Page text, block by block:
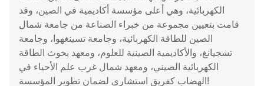
الكهربائية، وهي أعلى مؤسسة أكاديمية في الصين، وقد
قامت بتعيين مجموعة من خبراء الصناعة من جامعة شمال
الصين للطاقة الكهربائية، وجامعة تسينغهوا، وجامعة
تشجيانغ، والأكاديمية الصينية للعلوم، ومعهد بحوث الطاقة
الكهربائية الصيني، ومعهد شمال غرب علم الأحياء في
الهضاب كفريق استشاري لضمان تطوير المؤسسة!